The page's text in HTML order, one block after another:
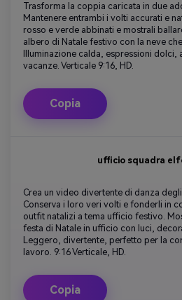
Trasforma la coppia caricata in due
Mantenere entrambi i volti accurati e
rosso e verde abbinati e mostrali
albero di Natale festivo con la neve
Illuminazione calda, espressioni
vacanze. Verticale 9:16, HD.
Copia
ufficio squadra
Crea un video divertente di danza
Conserva i loro veri volti e fonderli in
outfit natalizi a tema ufficio festivo.
festa di Natale in ufficio con luci,
Leggero, divertente, perfetto per la
lavoro. 9:16 Verticale, HD.
Copia